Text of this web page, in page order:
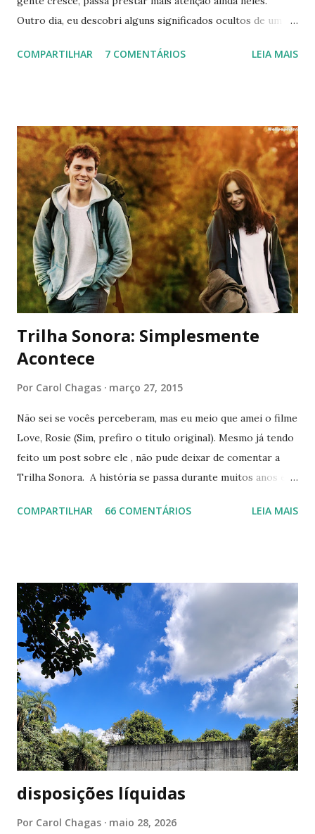
Outro dia, eu descobri alguns significados ocultos de um
outros. Veja abaixo. 7 Monstrinhos O desenho era exibido
mesmo. De acordo com algumas teorias, os 7 monstrinhos
representariam a visão dos alemães sobre os judeus. Eles
eram vistos como monstros, possuíam o nariz bem grande,
e olha só que coincidência: No campo de concentração,
eram identificados por Números. Um dos personagens
usava um pijama listrado bem idêntico ao uniforme que os
judeus que eram presos tinham que usar, e eles também
moravam no sótão (local onde os judeus se escondiam).
Bob Esponja Para o ...
COMPARTILHAR 7 COMENTÁRIOS LEIA MAIS
Trilha Sonora: Simplesmente
Acontece
Por Carol Chagas março 27, 2015
Não sei se vocês perceberam, mas eu meio que amei o filme
Love, Rosie (Sim, prefiro o título original). Mesmo já tendo
feito um post sobre ele , não pude deixar de comentar a
Trilha Sonora. A história se passa durante muitos anos e a
fato fantástico. Além disso, os nomes variam entre artistas
cenas. Resolvi escolher as minhas favoritas e colocar aí
embaixo para vocês ouvirem e amarem tanto quanto eu
estou amando (: Algumas delas você só vai gostar mesmo
se assistir o filme haha (já falei como é bom lembrar de uma
cena ao ouvir uma música). Lily Allen - Littlest Things
Elliott Smith - Son of Sam Lily Allen - Fuck You Kodaline -
High Hopes KT Tunstall - Suddenly I See Beyoncé - Crazy
in Love ...
COMPARTILHAR 66 COMENTÁRIOS LEIA MAIS
disposições líquidas
Por Carol Chagas maio 28, 2026